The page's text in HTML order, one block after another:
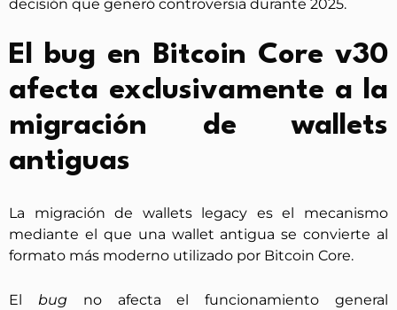
decisión que generó controversia durante 2025.
El bug en Bitcoin Core v30
afecta exclusivamente a la
migración de wallets
antiguas
La migración de wallets legacy es el mecanismo
mediante el que una wallet antigua se convierte al
formato más moderno utilizado por Bitcoin Core.
El bug no afecta el funcionamiento general